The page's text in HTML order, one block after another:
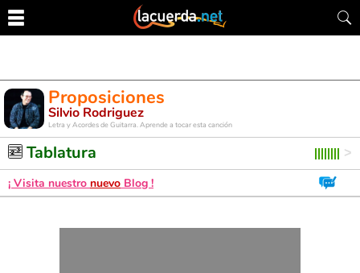
Proposiciones
Silvio Rodriguez
Letra y Acordes de Guitarra. Aprende a tocar esta canción
Tablatura
¡ Visita nuestro nuevo Blog !